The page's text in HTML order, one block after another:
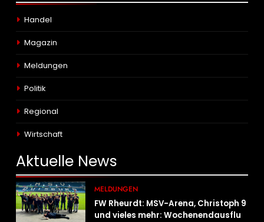
Handel
Magazin
Meldungen
Politik
Regional
Wirtschaft
Aktuelle News
MELDUNGEN
FW Rheurdt: MSV-Arena, Christoph 9
und vieles mehr: Wochenendausflug